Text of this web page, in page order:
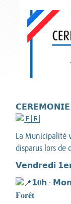
La Municipalité
disparus lors de
𝗩𝗲𝗻𝗱𝗿𝗲𝗱𝗶
𝟭𝟎𝗵 :
𝐅𝐨𝐫𝐞̂𝐭